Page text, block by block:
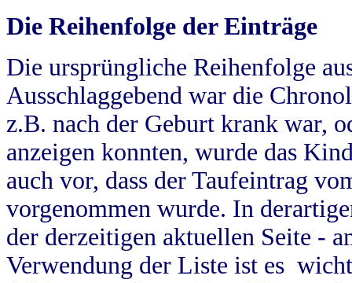
Die Reihenfolge der Einträge
Die ursprüngliche Reihenfolge
Ausschlaggebend war die
z.B. nach der Geburt krank war,
anzeigen konnten, wurde das
auch vor, dass der Taufeintrag
vorgenommen wurde. In
der derzeitigen aktuellen Seite -
Verwendung der Liste ist es